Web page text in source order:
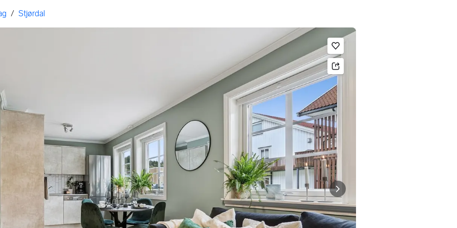
/ Stjørdal
Legg til som favoritt.